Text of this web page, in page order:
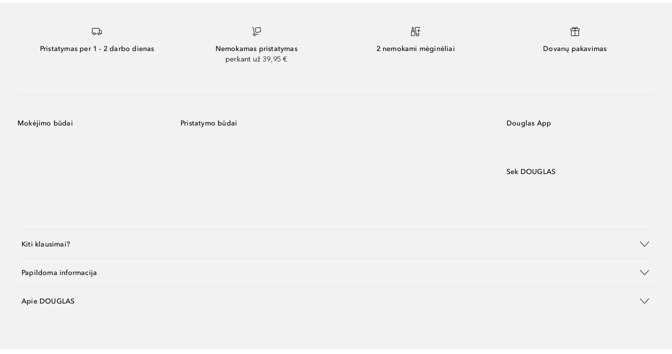
Pristatymas per 1 - 2 darbo dienas
Nemokamas pristatymas
perkant už 39,95 €
2 nemokami mėginėliai Dovanų pakavimas
Mokėjimo būdai Pristatymo būdai Douglas App
Sek DOUGLAS
Kiti klausimai?
Papildoma informacija
Apie DOUGLAS